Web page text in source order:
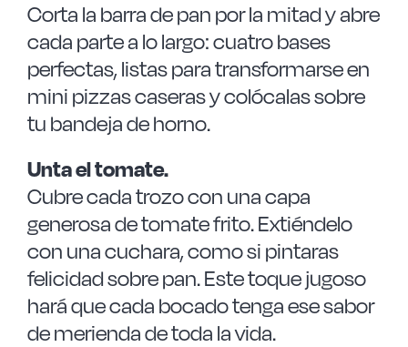
Corta la barra de pan por la mitad y abre
cada parte a lo largo: cuatro bases
perfectas, listas para transformarse en
mini pizzas caseras y colócalas sobre
tu bandeja de horno.
Unta el tomate.
Cubre cada trozo con una capa
generosa de tomate frito. Extiéndelo
con una cuchara, como si pintaras
felicidad sobre pan. Este toque jugoso
hará que cada bocado tenga ese sabor
de merienda de toda la vida.